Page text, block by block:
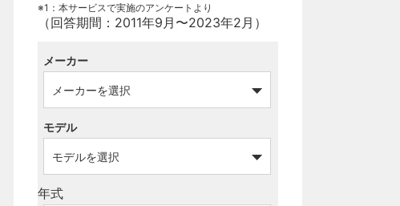
※1：本サービスで実施のアンケートより
（回答期間：2011年9月〜2023年2月）
メーカー
モデル
年式